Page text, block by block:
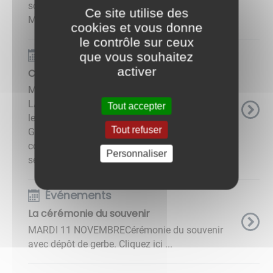
sous-Grignon, suivie d'un apéritif dans la salle
Marius Sébillotte à 12H00. ...
Événements
Commémoration du 8 MAI 1945
MERCREDI 8 MAI 2025 COMMÉMORATION DE
LA VICTOIRE DU 8 MAI 1945 - 11H00 : devant
le monument aux morts du cimetière de
Grignon - 11H30 : devant la plaque
commémorative des Granges Cette cérémonie
sera ...
Événements
La cérémonie du souvenir
MARDI 11 NOVEMBRECérémonie du souvenir
avec dépôt de gerbe. Cliquez ici ...
Ce site utilise des
cookies et vous donne
le contrôle sur ceux
que vous souhaitez
activer
Tout accepter
Tout refuser
Personnaliser